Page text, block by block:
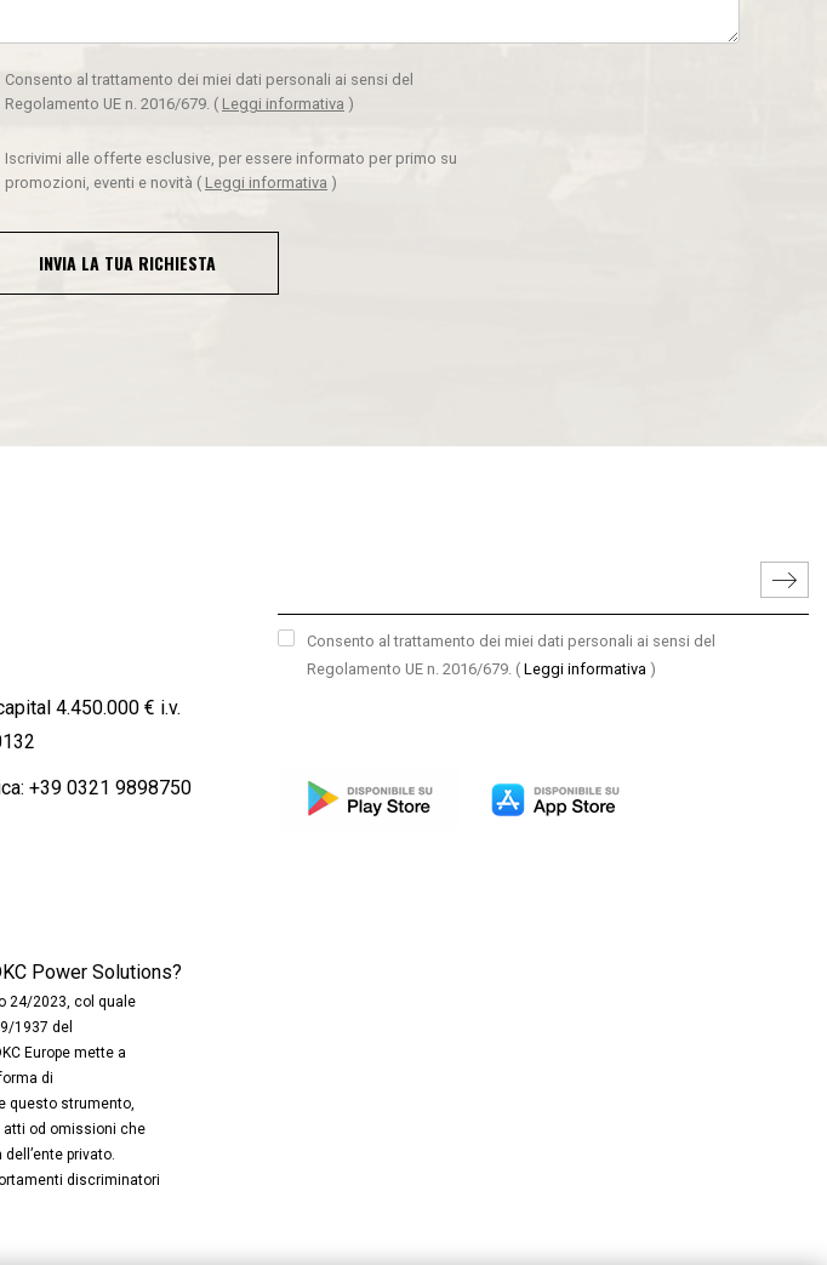
Consento al trattamento dei miei dati personali ai sensi del
Regolamento UE n. 2016/679. ( Leggi informativa )
Iscrivimi alle offerte esclusive, per essere informato per primo su
promozioni, eventi e novità ( Leggi informativa )
INVIA LA TUA RICHIESTA
4.450.000 € i.v.
+39 0321 9898750
Power Solutions?
24/2023, col quale
1937 del
Europe mette a
di
questo strumento,
atti od omissioni che
dell’ente privato.
discriminatori
Consento al trattamento dei miei dati personali ai sensi del
Regolamento UE n. 2016/679. ( Leggi informativa )